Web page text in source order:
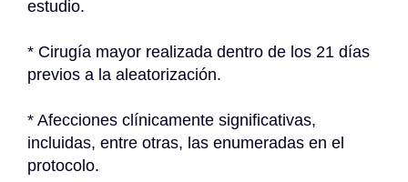
estudio.
* Cirugía mayor realizada dentro de los 21 días
previos a la aleatorización.
* Afecciones clínicamente significativas,
incluidas, entre otras, las enumeradas en el
protocolo.